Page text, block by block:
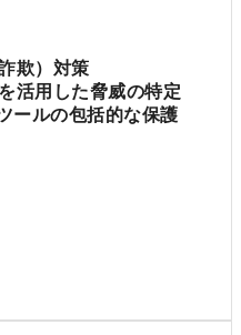
欺）対策
活用した脅威の特定
ールの包括的な保護